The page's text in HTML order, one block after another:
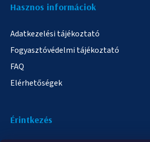
Hasznos informáciok
Adatkezelési tájékoztató
Fogyasztóvédelmi tájékoztató
FAQ
Elérhetőségek
Érintkezés